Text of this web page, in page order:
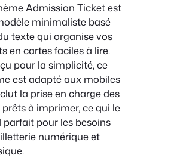
Admission Ticket est
minimaliste basé
texte qui organise vos
en cartes faciles à lire.
pour la simplicité, ce
est adapté aux mobiles
la prise en charge des
prêts à imprimer, ce qui le
parfait pour les besoins
numérique et